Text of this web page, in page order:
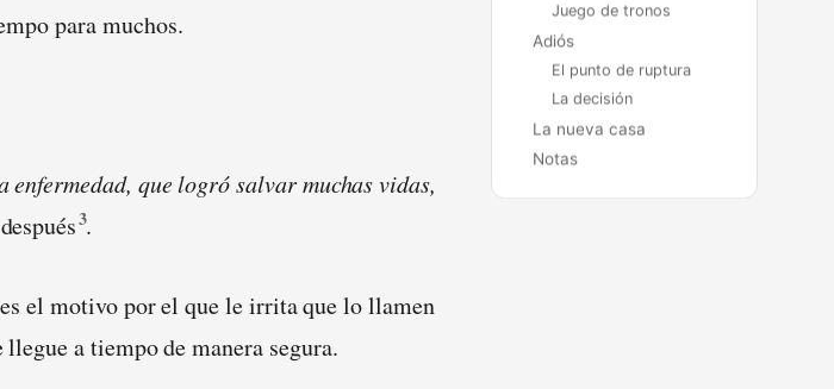
para muchos.
que logró salvar muchas vidas,
3.
el motivo por el que le irrita que lo llamen
a tiempo de manera segura.
Juego de tronos
Adiós
El punto de ruptura
La decisión
La nueva casa
Notas